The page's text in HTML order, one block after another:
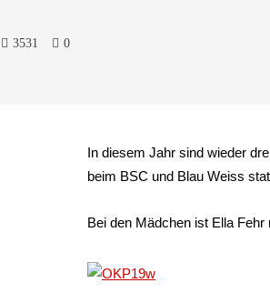
3531 0
In diesem Jahr sind wieder
beim BSC und Blau Weiss
Bei den Mädchen ist Ella